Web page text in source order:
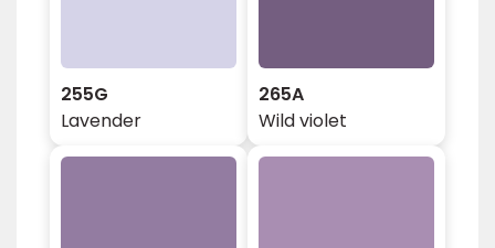
255G
Lavender
265A
Wild violet